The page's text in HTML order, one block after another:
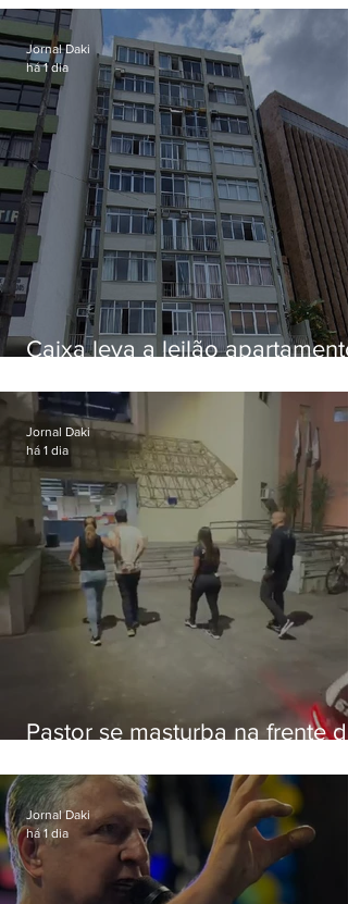
Caixa leva a leilão apartamento
Botafogo
Jornal Daki
há 1 dia
Pastor se masturba na frente de
Jornal Daki
há 1 dia
Jornal Daki
há 1 dia